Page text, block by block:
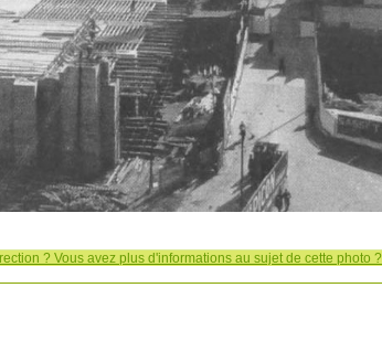
? Vous avez plus d'informations au sujet de cette photo ?